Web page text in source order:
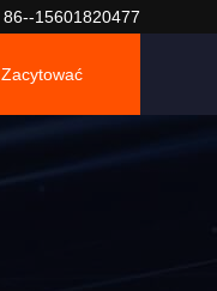
86--15601820477
Zacytować